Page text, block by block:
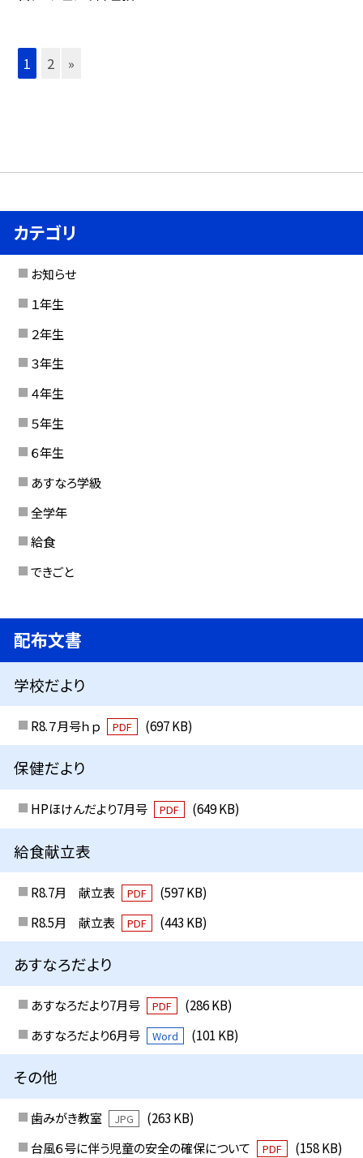
1 2 »
カテゴリ
お知らせ
１年生
２年生
３年生
４年生
５年生
６年生
あすなろ学級
全学年
給食
できごと
配布文書
学校だより
R8.７月号ｈｐ PDF (697 KB)
保健だより
HPほけんだより7月号 PDF (649 KB)
給食献立表
R8.7月 献立表 PDF
(597 KB)
R8.5月 献立表
PDF (443 KB)
あすなろだより
あすなろだより7月号 PDF
(286 KB)
あすなろだより6月号
Word (101 KB)
その他
歯みがき教室 JPG
(263 KB)
台風６号に伴う児童の安全の確保について
PDF (158 KB)